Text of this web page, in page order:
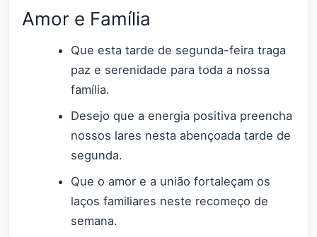
Amor e Família
Que esta tarde de segunda-feira traga
paz e serenidade para toda a nossa
família.
Desejo que a energia positiva preencha
nossos lares nesta abençoada tarde de
segunda.
Que o amor e a união fortaleçam os
laços familiares neste recomeço de
semana.